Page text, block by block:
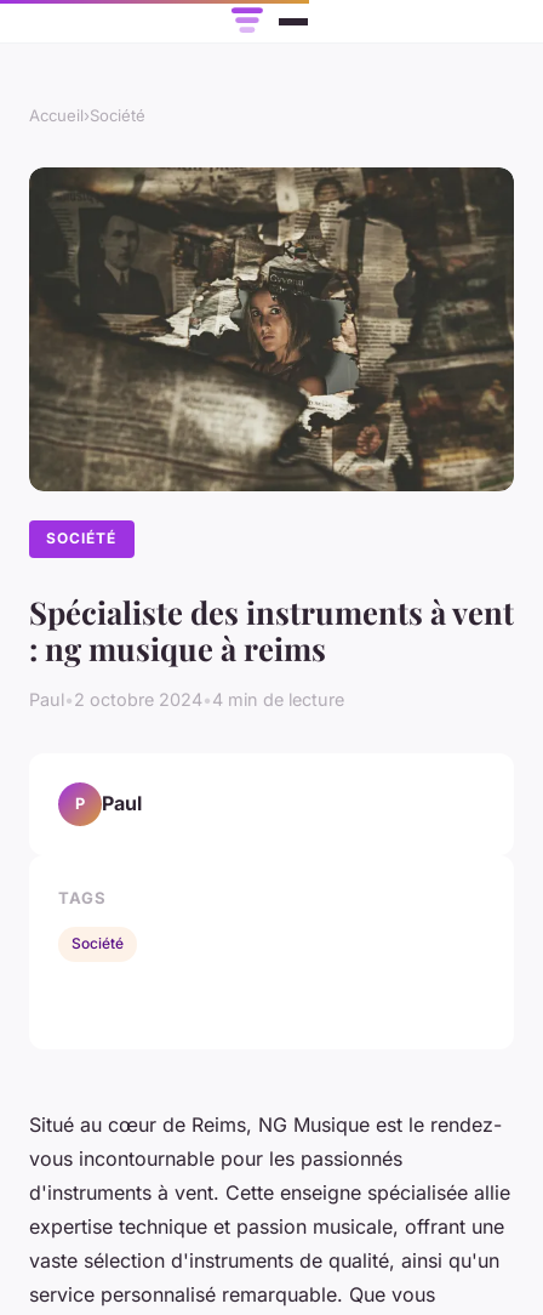
Accueil›Société
SOCIÉTÉ
Spécialiste des instruments à vent
: ng musique à reims
Paul•2 octobre 2024•4 min de lecture
Situé au cœur de Reims, NG Musique est le rendez-
vous incontournable pour les passionnés
d'instruments à vent. Cette enseigne spécialisée allie
expertise technique et passion musicale, offrant une
vaste sélection d'instruments de qualité, ainsi qu'un
service personnalisé remarquable. Que vous
P Paul
TAGS
Société